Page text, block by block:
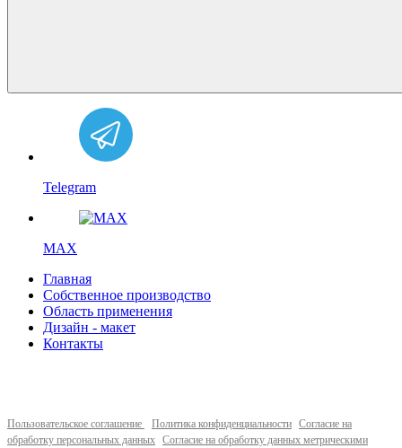
Telegram
MAX
Главная
Собственное производство
Область применения
Дизайн - макет
Контакты
Пользовательское соглашение Политика конфиденциальности Согласие на
обработку персональных данных Согласие на обработку данных метрическими